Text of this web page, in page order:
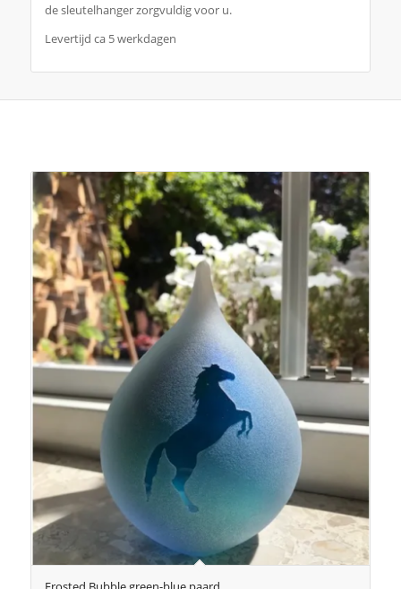
de sleutelhanger zorgvuldig voor u.
Levertijd ca 5 werkdagen